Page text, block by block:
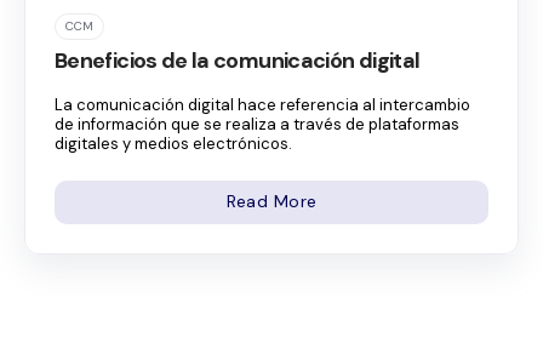
CCM
Beneficios de la comunicación digital
La comunicación digital hace referencia al intercambio
de información que se realiza a través de plataformas
digitales y medios electrónicos.
Read More